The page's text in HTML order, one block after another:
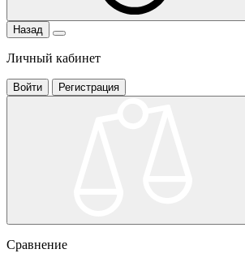
Назад
Личный кабинет
Войти Регистрация
Сравнение